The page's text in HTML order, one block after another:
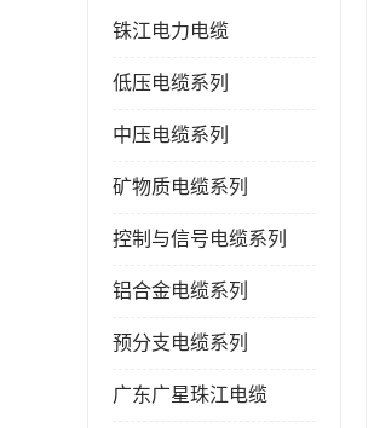
铢江电力电缆
低压电缆系列
中压电缆系列
矿物质电缆系列
控制与信号电缆系列
铝合金电缆系列
预分支电缆系列
广东广星珠江电缆